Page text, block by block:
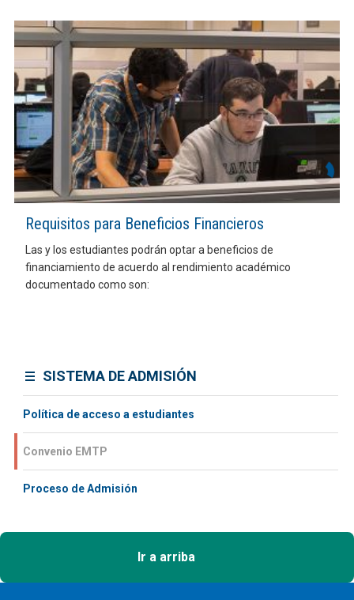
Requisitos para Beneficios Financieros
Las y los estudiantes podrán optar a beneficios de
financiamiento de acuerdo al rendimiento académico
documentado como son:
SISTEMA DE ADMISIÓN
Política de acceso a estudiantes
Convenio EMTP
Proceso de Admisión
Ir a arriba